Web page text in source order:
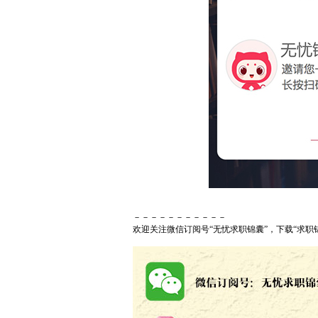
－－－－－－－－－－－
欢迎关注微信订阅号“无忧求职锦囊”，下载“求职